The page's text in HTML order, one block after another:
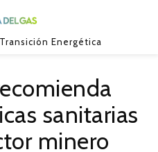
Energética
sanitarias
minero